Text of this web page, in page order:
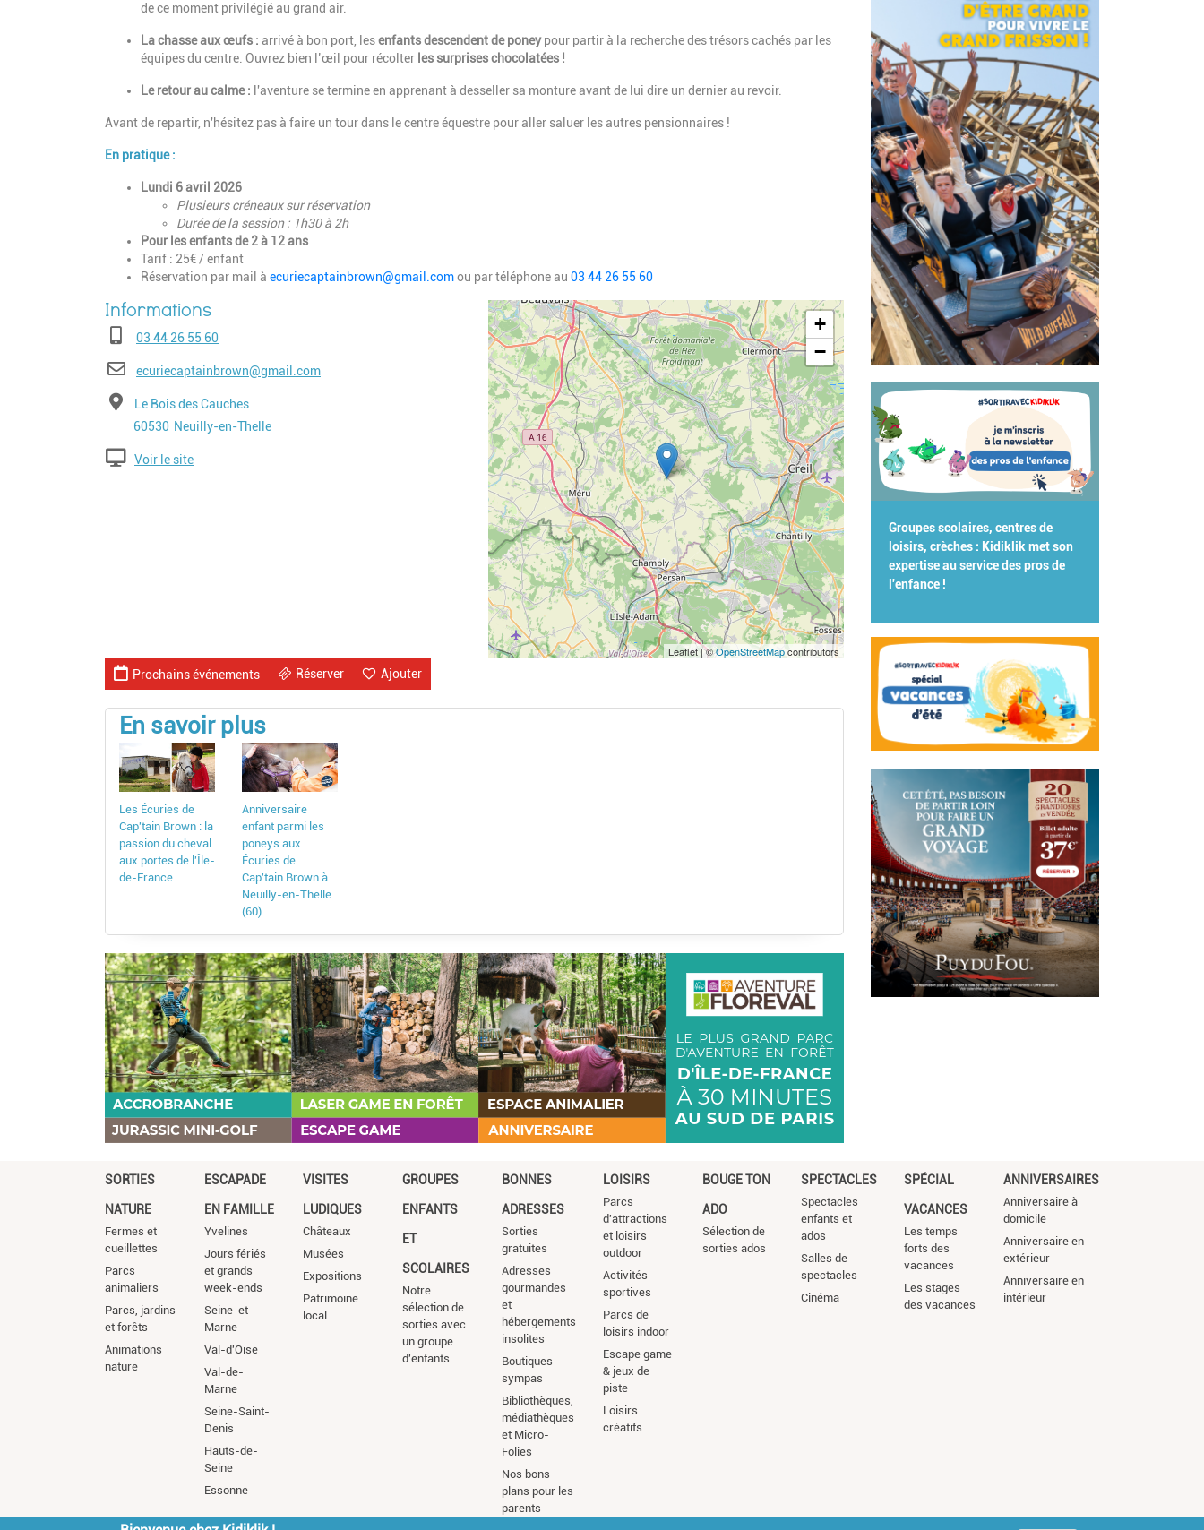
de ce moment privilégié au grand air.
La chasse aux œufs : arrivé à bon port, lesenfantsdescendent de poneypour partir à la recherche des trésors cachés par les
équipes du centre. Ouvrez bien l’œil pour récolter les surprises chocolatées !
Le retour au calme : l'aventure se termine en apprenant à desseller sa monture avant de lui dire un dernier au revoir.
Avant de repartir, n'hésitez pas à faire un tour dans le centre équestre pour aller saluer les autres pensionnaires !
En pratique :
Lundi 6 avril 2026
Plusieurs créneaux sur réservation
Durée de la session : 1h30 à 2h
Pour les enfants de 2 à 12 ans
Tarif : 25€ / enfant
Réservation par mail à ecuriecaptainbrown@gmail.comou par téléphone au 03 44 26 55 60
Téléphone03 44 26 55 60
E-mailecuriecaptainbrown@gmail.com
AdresseLe Bois des Cauches
Code postal
60530 Ville
Neuilly-en-Thelle
Voir le site
Geolocalisation
+
−
Leaflet | ©OpenStreetMapcontributors
Ajouter
Réserver
Prochains événements
En savoir plus
Les Écuries de
Cap'tain Brown : la
passion du cheval
aux portes de l'Île-
de-France
Anniversaire
enfant parmi les
poneys aux
Écuries de
Cap'tain Brown à
Neuilly-en-Thelle
(60)
Groupes scolaires, centres de
loisirs, crèches : Kidiklik met son
expertise au service des pros de
l'enfance !
SORTIES
NATURE
Fermes et
cueillettes
Parcs
animaliers
Parcs, jardins
et forêts
Animations
nature
ESCAPADE
EN FAMILLE
Yvelines
Jours fériés
et grands
week-ends
Seine-et-
Marne
Val-d'Oise
Val-de-
Marne
Seine-Saint-
Denis
Hauts-de-
Seine
Essonne
VISITES
LUDIQUES
Châteaux
Musées
Expositions
Patrimoine
local
GROUPES
ENFANTS
ET
SCOLAIRES
Notre
sélection de
sorties avec
un groupe
d'enfants
BONNES
ADRESSES
Sorties
gratuites
Adresses
gourmandes
et
hébergements
insolites
Boutiques
sympas
Bibliothèques,
médiathèques
et Micro-
Folies
Nos bons
plans pour les
parents
LOISIRS
Parcs
d'attractions
et loisirs
outdoor
Activités
sportives
Parcs de
loisirs indoor
Escape game
& jeux de
piste
Loisirs
créatifs
BOUGE TON
ADO
Sélection de
sorties ados
SPECTACLES
Spectacles
enfants et
ados
Salles de
spectacles
Cinéma
SPÉCIAL
VACANCES
Les temps
forts des
vacances
Les stages
des vacances
ANNIVERSAIRES
Anniversaire à
domicile
Anniversaire en
extérieur
Anniversaire en
intérieur